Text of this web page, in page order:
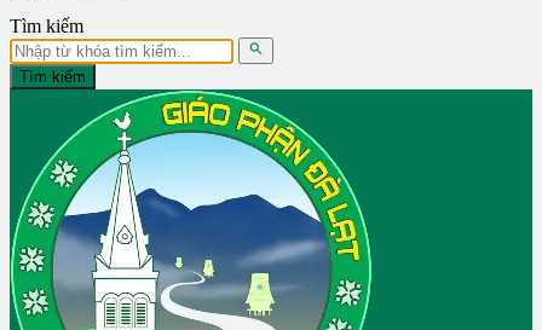
Tìm kiếm

Tìm kiếm